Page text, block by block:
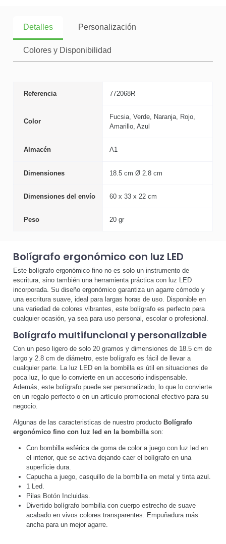
Detalles Personalización
Colores y Disponibilidad
Referencia 772068R
Color
Fucsia, Verde, Naranja, Rojo,
Amarillo, Azul
Almacén A1
Dimensiones 18.5 cm Ø 2.8 cm
Dimensiones del envío 60 x 33 x 22 cm
Peso 20 gr
Bolígrafo ergonómico con luz LED
Este bolígrafo ergonómico fino no es solo un instrumento de
escritura, sino también una herramienta práctica con luz LED
incorporada. Su diseño ergonómico garantiza un agarre cómodo y
una escritura suave, ideal para largas horas de uso. Disponible en
una variedad de colores vibrantes, este bolígrafo es perfecto para
cualquier ocasión, ya sea para uso personal, escolar o profesional.
Bolígrafo multifuncional y personalizable
Con un peso ligero de solo 20 gramos y dimensiones de 18.5 cm de
largo y 2.8 cm de diámetro, este bolígrafo es fácil de llevar a
cualquier parte. La luz LED en la bombilla es útil en situaciones de
poca luz, lo que lo convierte en un accesorio indispensable.
Además, este bolígrafo puede ser personalizado, lo que lo convierte
en un regalo perfecto o en un artículo promocional efectivo para su
negocio.
Algunas de las caracteristicas de nuestro producto Bolígrafo
ergonómico fino con luz led en la bombilla son:
Con bombilla esférica de goma de color a juego con luz led en
el interior, que se activa dejando caer el bolígrafo en una
superficie dura.
Capucha a juego, casquillo de la bombilla en metal y tinta azul.
1 Led.
Pilas Botón Incluidas.
Divertido bolígrafo bombilla con cuerpo estrecho de suave
acabado en vivos colores transparentes. Empuñadura más
ancha para un mejor agarre.